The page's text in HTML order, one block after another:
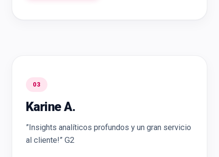
03
Karine A.
”Insights analíticos profundos y un gran servicio
al cliente!” G2